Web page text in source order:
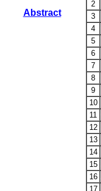
Abstract
2
3
4
5
6
7
8
9
10
11
12
13
14
15
16
17